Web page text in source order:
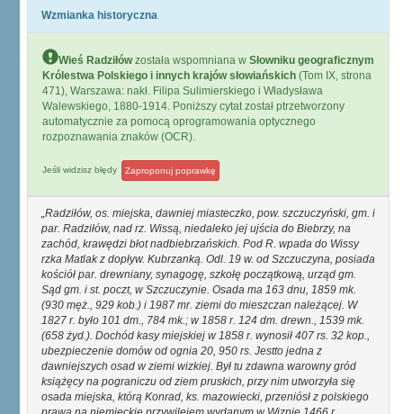
Wzmianka historyczna
Wieś Radziłówzostała wspomniana w Słowniku geograficznym
Królestwa Polskiego i innych krajów słowiańskich (Tom IX, strona
471), Warszawa: nakł. Filipa Sulimierskiego i Władysława
Walewskiego, 1880-1914. Poniższy cytat został ptrzetworzony
automatycznie za pomocą oprogramowania optycznego
rozpoznawania znaków (OCR).
Jeśli widzisz błędy Zaproponuj poprawkę
Radziłów, os. miejska, dawniej miasteczko, pow. szczuczyński, gm. i
par. Radziłów, nad rz. Wissą, niedaleko jej ujścia do Biebrzy, na
zachód, krawędzi błot nadbiebrzańskich. Pod R. wpada do Wissy
rzka Matlak z dopływ. Kubrzanką. Odl. 19 w. od Szczuczyna, posiada
kościół par. drewniany, synagogę, szkołę początkową, urząd gm.
Sąd gm. i st. poczt, w Szczuczynie. Osada ma 163 dnu, 1859 mk.
(930 męż., 929 kob.) i 1987 mr. ziemi do mieszczan należącej. W
1827 r. było 101 dm., 784 mk.; w 1858 r. 124 dm. drewn., 1539 mk.
(658 żyd.). Dochód kasy miejskiej w 1858 r. wynosił 407 rs. 32 kop.,
ubezpieczenie domów od ognia 20, 950 rs. Jestto jedna z
dawniejszych osad w ziemi wizkiej. Był tu zdawna warowny gród
książęcy na pograniczu od ziem pruskich, przy nim utworzyła się
osada miejska, którą Konrad, ks. mazowiecki, przeniósł z polskiego